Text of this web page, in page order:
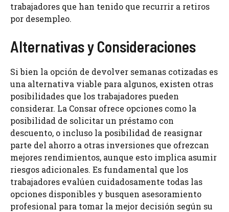
trabajadores que han tenido que recurrir a retiros
por desempleo.
Alternativas y Consideraciones
Si bien la opción de devolver semanas cotizadas es
una alternativa viable para algunos, existen otras
posibilidades que los trabajadores pueden
considerar. La Consar ofrece opciones como la
posibilidad de solicitar un préstamo con
descuento, o incluso la posibilidad de reasignar
parte del ahorro a otras inversiones que ofrezcan
mejores rendimientos, aunque esto implica asumir
riesgos adicionales. Es fundamental que los
trabajadores evalúen cuidadosamente todas las
opciones disponibles y busquen asesoramiento
profesional para tomar la mejor decisión según su